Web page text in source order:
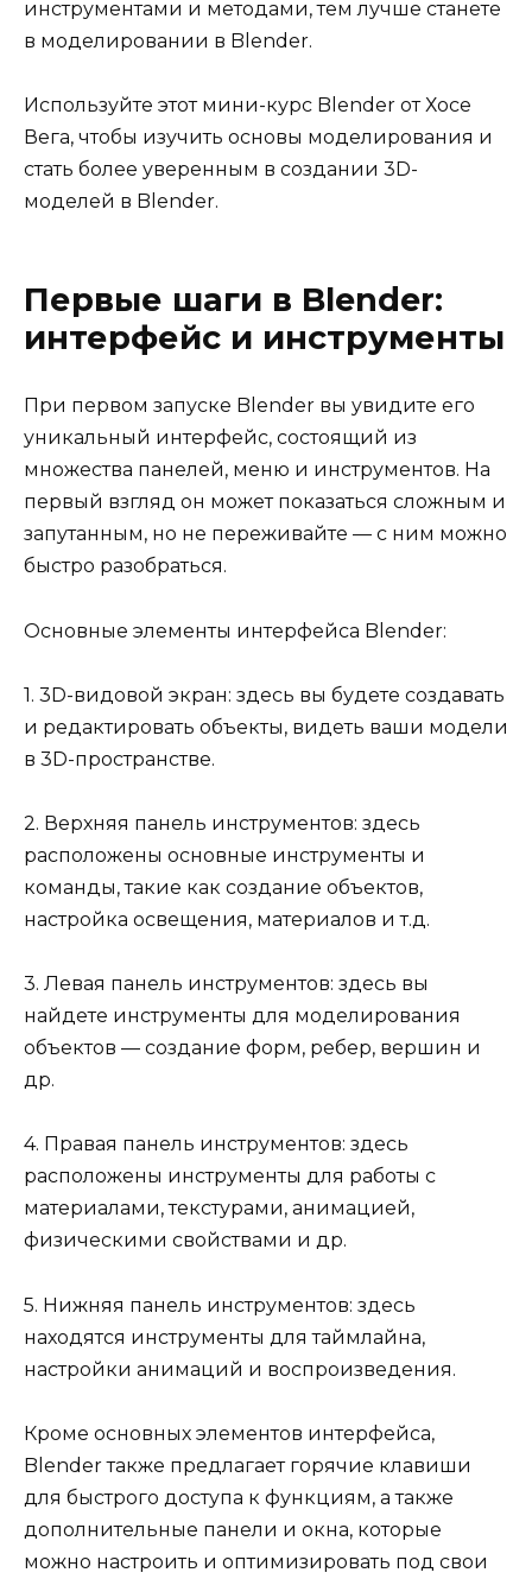
инструментами и методами, тем лучше станете
в моделировании в Blender.
Используйте этот мини-курс Blender от Хосе
Вега, чтобы изучить основы моделирования и
стать более уверенным в создании 3D-
моделей в Blender.
Первые шаги в Blender:
интерфейс и инструменты
При первом запуске Blender вы увидите его
уникальный интерфейс, состоящий из
множества панелей, меню и инструментов. На
первый взгляд он может показаться сложным и
запутанным, но не переживайте — с ним можно
быстро разобраться.
Основные элементы интерфейса Blender:
1. 3D-видовой экран: здесь вы будете создавать
и редактировать объекты, видеть ваши модели
в 3D-пространстве.
2. Верхняя панель инструментов: здесь
расположены основные инструменты и
команды, такие как создание объектов,
настройка освещения, материалов и т.д.
3. Левая панель инструментов: здесь вы
найдете инструменты для моделирования
объектов — создание форм, ребер, вершин и
др.
4. Правая панель инструментов: здесь
расположены инструменты для работы с
материалами, текстурами, анимацией,
физическими свойствами и др.
5. Нижняя панель инструментов: здесь
находятся инструменты для таймлайна,
настройки анимаций и воспроизведения.
Кроме основных элементов интерфейса,
Blender также предлагает горячие клавиши
для быстрого доступа к функциям, а также
дополнительные панели и окна, которые
можно настроить и оптимизировать под свои